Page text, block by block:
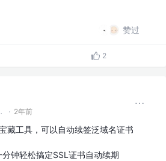
赞过
2
发师 · 2年前
藏工具，可以自动续签泛域名证书
钟轻松搞定SSL证书自动续期